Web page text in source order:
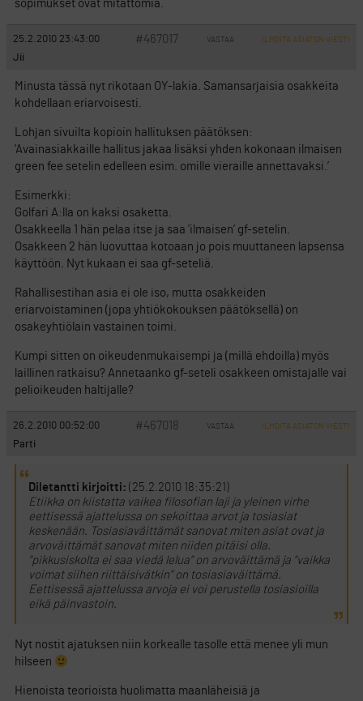
sopimukset ovat mitättömiä.
25.2.2010 23:43:00 #467017 VASTAA ILMOITA ASIATON VIESTI
Jii
Minusta tässä nyt rikotaan OY-lakia. Samansarjaisia osakkeita
kohdellaan eriarvoisesti.
Lohjan sivuilta kopioin hallituksen päätöksen:
’Avainasiakkaille hallitus jakaa lisäksi yhden kokonaan ilmaisen
green fee setelin edelleen esim. omille vieraille annettavaksi.’
Esimerkki:
Golfari A:lla on kaksi osaketta.
Osakkeella 1 hän pelaa itse ja saa ’ilmaisen’ gf-setelin.
Osakkeen 2 hän luovuttaa kotoaan jo pois muuttaneen lapsensa
käyttöön. Nyt kukaan ei saa gf-seteliä.
Rahallisestihan asia ei ole iso, mutta osakkeiden
eriarvoistaminen (jopa yhtiökokouksen päätöksellä) on
osakeyhtiölain vastainen toimi.
Kumpi sitten on oikeudenmukaisempi ja (millä ehdoilla) myös
laillinen ratkaisu? Annetaanko gf-seteli osakkeen omistajalle vai
pelioikeuden haltijalle?
26.2.2010 00:52:00 #467018 VASTAA ILMOITA ASIATON VIESTI
Parti
Diletantti kirjoitti: (25.2.2010 18:35:21)
Etiikka on kiistatta vaikea filosofian laji ja yleinen virhe
eettisessä ajattelussa on sekoittaa arvot ja tosiasiat
keskenään. Tosiasiaväittämät sanovat miten asiat ovat ja
arvoväittämät sanovat miten niiden pitäisi olla.
”pikkusiskolta ei saa viedä lelua” on arvoväittämä ja ”vaikka
voimat siihen riittäisivätkin” on tosiasiaväittämä.
Eettisessä ajattelussa arvoja ei voi perustella tosiasioilla
eikä päinvastoin.
Nyt nostit ajatuksen niin korkealle tasolle että menee yli mun
hilseen
Hienoista teorioista huolimatta maanläheisiä ja